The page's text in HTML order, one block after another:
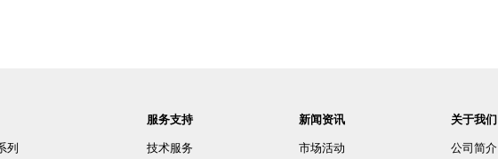
列
服务支持
技术服务
新闻资讯
市场活动
关于我们
公司简介